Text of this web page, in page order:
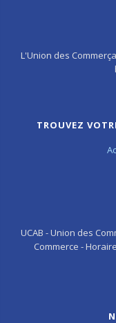
L'Union des
TROUVEZ
UCAB - Union des
Commerce -